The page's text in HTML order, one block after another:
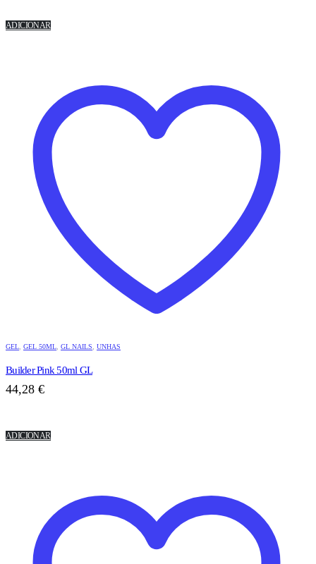
ADICIONAR
GEL GEL 50ML GL NAILS UNHAS
Builder Pink 50ml GL
44,28 €
ADICIONAR